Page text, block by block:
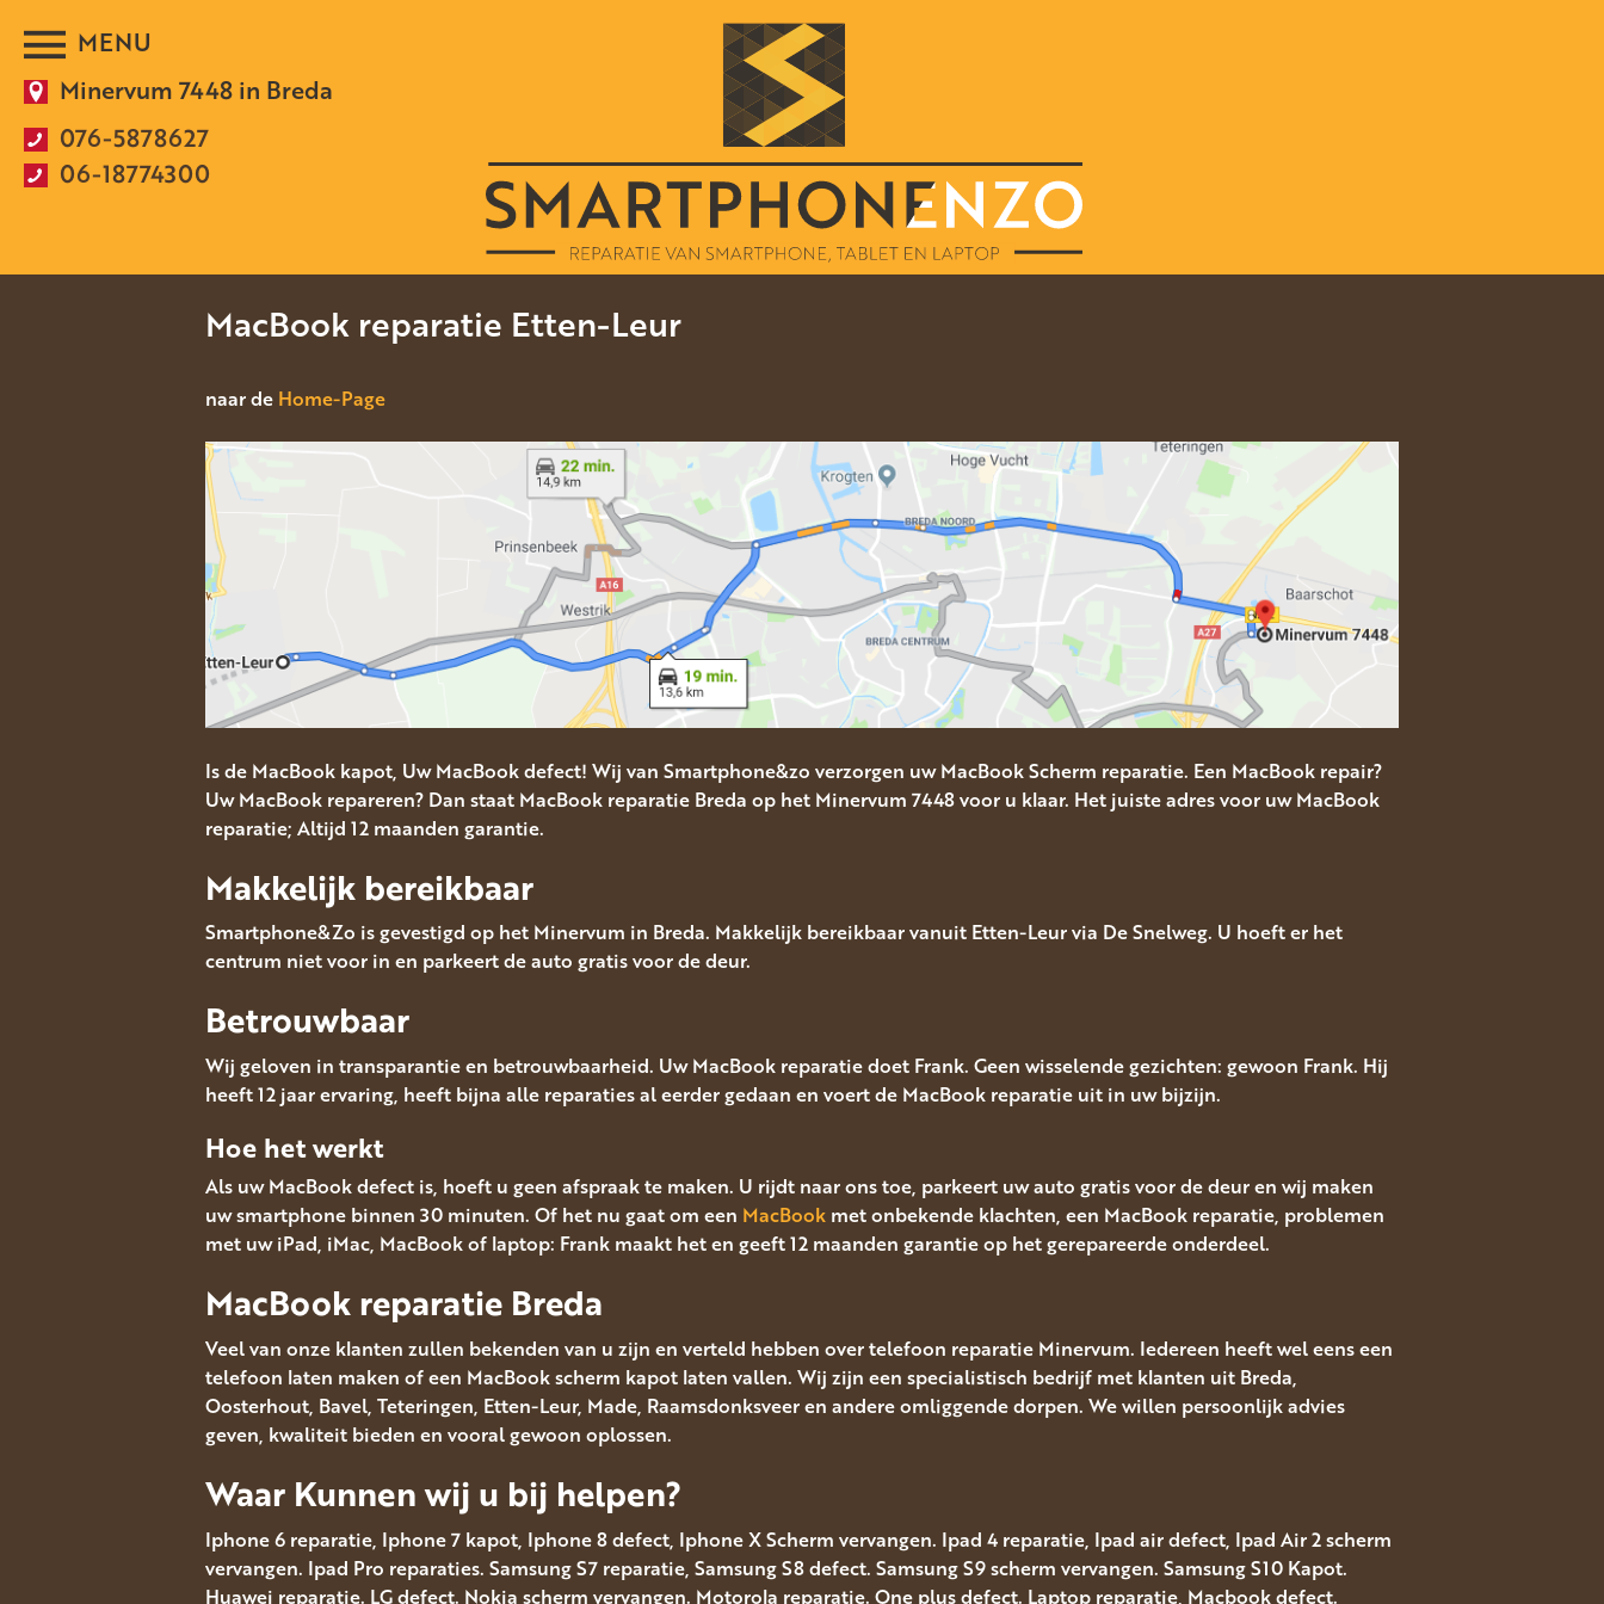
Minervum 7448 in Breda
076-5878627
06-18774300
MacBook reparatie Etten-Leur
naar de Home-Page
Is de MacBook kapot, Uw MacBook defect! Wij van Smartphone&zo verzorgen uw MacBook Scherm reparatie. Een MacBook repair?
Uw MacBook repareren? Dan staat MacBook reparatie Breda op het Minervum 7448 voor u klaar. Het juiste adres voor uw MacBook
reparatie; Altijd 12 maanden garantie.
Makkelijk bereikbaar
Smartphone&Zo is gevestigd op het Minervum in Breda. Makkelijk bereikbaar vanuit Etten-Leur via De Snelweg. U hoeft er het
centrum niet voor in en parkeert de auto gratis voor de deur.
Betrouwbaar
Wij geloven in transparantie en betrouwbaarheid. Uw MacBook reparatie doet Frank. Geen wisselende gezichten: gewoon Frank. Hij
heeft 12 jaar ervaring, heeft bijna alle reparaties al eerder gedaan en voert de MacBook reparatie uit in uw bijzijn.
Hoe het werkt
Als uw MacBook defect is, hoeft u geen afspraak te maken. U rijdt naar ons toe, parkeert uw auto gratis voor de deur en wij maken
uw smartphone binnen 30 minuten. Of het nu gaat om een MacBook met onbekende klachten, een MacBook reparatie, problemen
met uw iPad, iMac, MacBook of laptop: Frank maakt het en geeft 12 maanden garantie op het gerepareerde onderdeel.
MacBook reparatie Breda
Veel van onze klanten zullen bekenden van u zijn en verteld hebben over telefoon reparatie Minervum. Iedereen heeft wel eens een
telefoon laten maken of een MacBook scherm kapot laten vallen. Wij zijn een specialistisch bedrijf met klanten uit Breda,
Oosterhout, Bavel, Teteringen, Etten-Leur, Made, Raamsdonksveer en andere omliggende dorpen. We willen persoonlijk advies
geven, kwaliteit bieden en vooral gewoon oplossen.
Waar Kunnen wij u bij helpen?
Iphone 6 reparatie, Iphone 7 kapot, Iphone 8 defect, Iphone X Scherm vervangen. Ipad 4 reparatie, Ipad air defect, Ipad Air 2 scherm
vervangen. Ipad Pro reparaties. Samsung S7 reparatie, Samsung S8 defect. Samsung S9 scherm vervangen. Samsung S10 Kapot.
Huawei reparatie. LG defect. Nokia scherm vervangen. Motorola reparatie. One plus defect. Laptop reparatie, Macbook defect.